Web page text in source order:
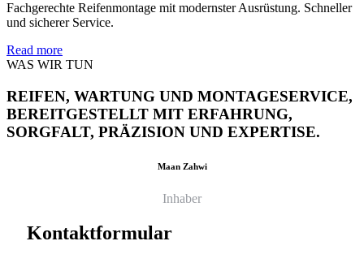
Fachgerechte Reifenmontage mit modernster Ausrüstung. Schneller
und sicherer Service.
Read more
WAS WIR TUN
REIFEN, WARTUNG UND MONTAGESERVICE,
BEREITGESTELLT MIT ERFAHRUNG,
SORGFALT, PRÄZISION UND EXPERTISE.
Maan Zahwi
Inhaber
Kontaktformular